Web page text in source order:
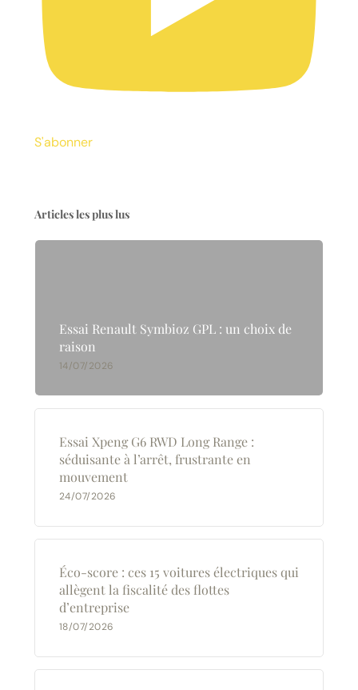
S'abonner
Articles les plus lus
Essai Renault Symbioz GPL : un choix de
raison
14/07/2026
Essai Xpeng G6 RWD Long Range :
séduisante à l’arrêt, frustrante en
mouvement
24/07/2026
Éco-score : ces 15 voitures électriques qui
allègent la fiscalité des flottes
d’entreprise
18/07/2026